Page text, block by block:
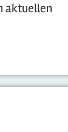
aktuellen